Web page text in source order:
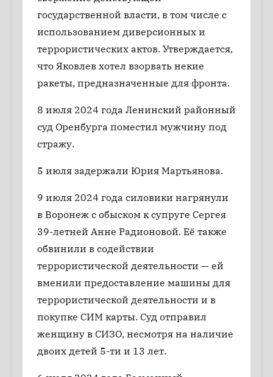
государственной власти, в том числе с
использованием диверсионных и
террористических актов. Утверждается,
что Яковлев хотел взорвать некие
ракеты, предназначенные для фронта.
8 июля 2024 года Ленинский районный
суд Оренбурга поместил мужчину под
стражу.
5 июля задержали Юрия Мартьянова.
9 июля 2024 года силовики нагрянули
в Воронеж с обыском к супруге Сергея
39-летней Анне Радионовой. Её также
обвинили в содействии
террористической деятельности — ей
вменили предоставление машины для
террористической деятельности и в
покупке СИМ карты. Суд отправил
женщину в СИЗО, несмотря на наличие
двоих детей 5-ти и 13 лет.